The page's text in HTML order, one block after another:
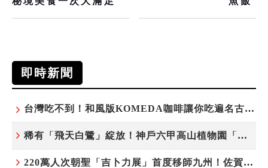
即時新聞
台灣吃不到！和風版KOMEDA咖啡讓你吃遍名古屋在地美食
稀有「飛天白鷺」綻放！神戶六甲高山植物園「鷺草」珍貴現身
220萬人次朝聖「吉卜力展」首度移師九州！佐賀站早鳥平日套票8/10搶先開賣